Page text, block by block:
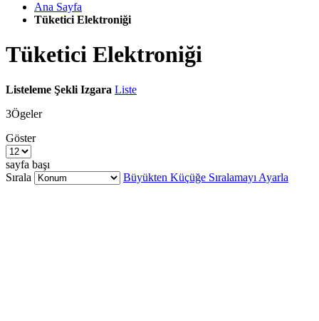
Ana Sayfa
Tüketici Elektroniği
Tüketici Elektroniği
Listeleme Şekli Izgara Liste
3Ögeler
Göster
sayfa başı
Sırala
Büyükten Küçüğe Sıralamayı Ayarla